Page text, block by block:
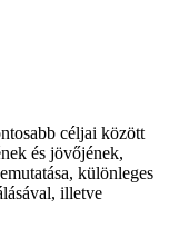
céljai között
és jövőjének,
különleges
illetve